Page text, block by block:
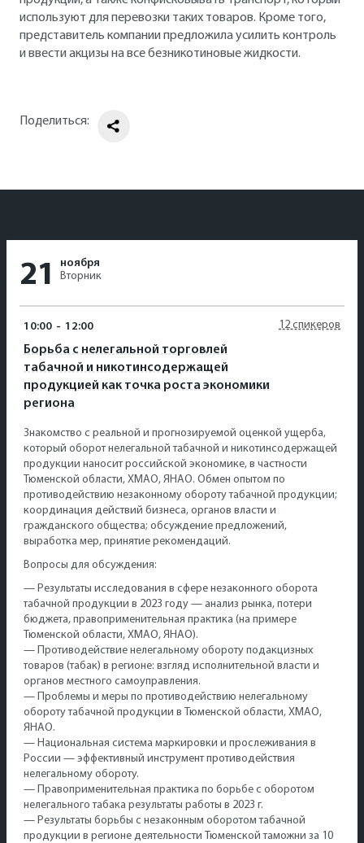
используют для перевозки таких товаров. Кроме того,
представитель компании предложила усилить контроль
и ввести акцизы на все безникотиновые жидкости.
Поделиться:
21
ноября
Вторник
10:00 - 12:00
Борьба с нелегальной торговлей
табачной и никотинсодержащей
продукцией как точка роста экономики
региона
12 спикеров
Знакомство с реальной и прогнозируемой оценкой ущерба,
который оборот нелегальной табачной и никотинсодержащей
продукции наносит российской экономике, в частности
Тюменской области, ХМАО, ЯНАО. Обмен опытом по
противодействию незаконному обороту табачной продукции;
координация действий бизнеса, органов власти и
гражданского общества; обсуждение предложений,
выработка мер, принятие рекомендаций.
Вопросы для обсуждения:
— Результаты исследования в сфере незаконного оборота
табачной продукции в 2023 году — анализ рынка, потери
бюджета, правоприменительная практика (на примере
Тюменской области, ХМАО, ЯНАО).
— Противодействие нелегальному обороту подакцизных
товаров (табак) в регионе: взгляд исполнительной власти и
органов местного самоуправления.
— Проблемы и меры по противодействию нелегальному
обороту табачной продукции в Тюменской области, ХМАО,
ЯНАО.
— Национальная система маркировки и прослеживания в
России — эффективный инструмент противодействия
нелегальному обороту.
— Правоприменительная практика по борьбе с оборотом
нелегального табака результаты работы в 2023 г.
— Результаты борьбы с незаконным оборотом табачной
продукции в регионе деятельности Тюменской таможни за 10